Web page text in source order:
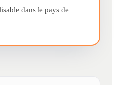
dans le pays de